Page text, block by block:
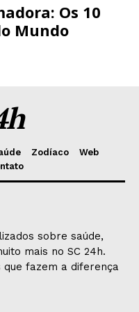
Os 10
Mundo
Zodíaco
Web
sobre saúde,
mais no SC 24h.
fazem a diferença